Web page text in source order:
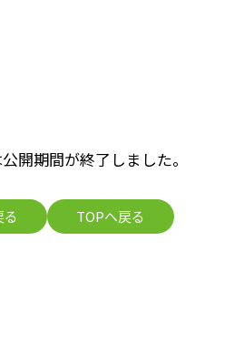
開期間が終了しました。
TOPへ戻る